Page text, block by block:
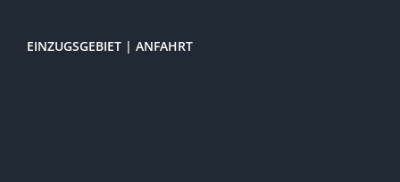
EINZUGSGEBIET | ANFAHRT